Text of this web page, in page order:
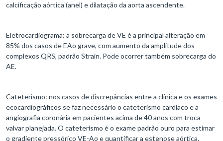
calcificação aórtica (anel) e dilatação da aorta ascendente.
Eletrocardiograma: a sobrecarga de VE é a principal alteração em
85% dos casos de EAo grave, com aumento da amplitude dos
complexos QRS, padrão Strain. Pode ocorrer também sobrecarga do
AE.
Cateterismo: nos casos de discrepâncias entre a clínica e os exames
ecocardiográficos se faz necessário o cateterismo cardíaco e a
angiografia coronária em pacientes acima de 40 anos com troca
valvar planejada. O cateterismo é o exame padrão ouro para estimar
o gradiente pressórico VE-Ao e quantificar a estenose aórtica.